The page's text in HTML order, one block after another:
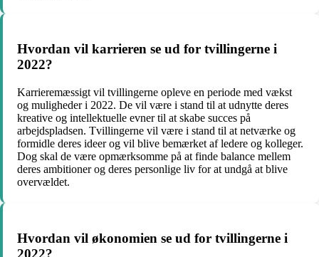
Hvordan vil karrieren se ud for tvillingerne i
2022?
Karrieremæssigt vil tvillingerne opleve en periode med vækst
og muligheder i 2022. De vil være i stand til at udnytte deres
kreative og intellektuelle evner til at skabe succes på
arbejdspladsen. Tvillingerne vil være i stand til at netværke og
formidle deres ideer og vil blive bemærket af ledere og kolleger.
Dog skal de være opmærksomme på at finde balance mellem
deres ambitioner og deres personlige liv for at undgå at blive
overvældet.
Hvordan vil økonomien se ud for tvillingerne i
2022?